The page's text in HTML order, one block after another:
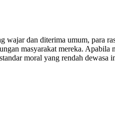
wajar dan diterima umum, para
masyarakat mereka.
moral yang rendah dewasa